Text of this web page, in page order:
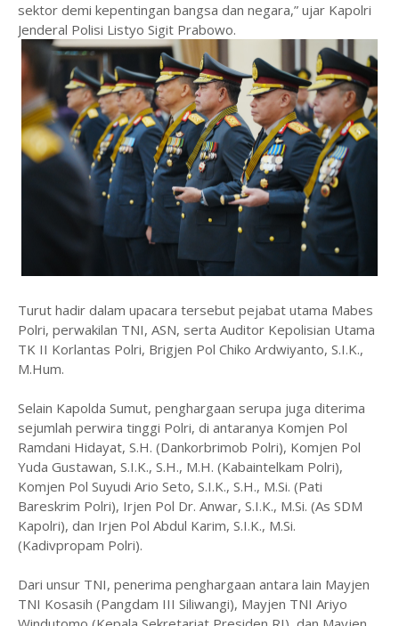
sektor demi kepentingan bangsa dan negara,” ujar Kapolri
Jenderal Polisi Listyo Sigit Prabowo.
Turut hadir dalam upacara tersebut pejabat utama Mabes
Polri, perwakilan TNI, ASN, serta Auditor Kepolisian Utama
TK II Korlantas Polri, Brigjen Pol Chiko Ardwiyanto, S.I.K.,
M.Hum.
Selain Kapolda Sumut, penghargaan serupa juga diterima
sejumlah perwira tinggi Polri, di antaranya Komjen Pol
Ramdani Hidayat, S.H. (Dankorbrimob Polri), Komjen Pol
Yuda Gustawan, S.I.K., S.H., M.H. (Kabaintelkam Polri),
Komjen Pol Suyudi Ario Seto, S.I.K., S.H., M.Si. (Pati
Bareskrim Polri), Irjen Pol Dr. Anwar, S.I.K., M.Si. (As SDM
Kapolri), dan Irjen Pol Abdul Karim, S.I.K., M.Si.
(Kadivpropam Polri).
Dari unsur TNI, penerima penghargaan antara lain Mayjen
TNI Kosasih (Pangdam III Siliwangi), Mayjen TNI Ariyo